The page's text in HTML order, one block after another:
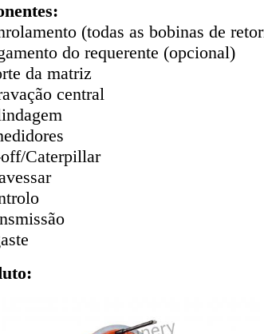
(todas as bobinas de
do requerente (opcional)
da matriz
central
Caterpillar